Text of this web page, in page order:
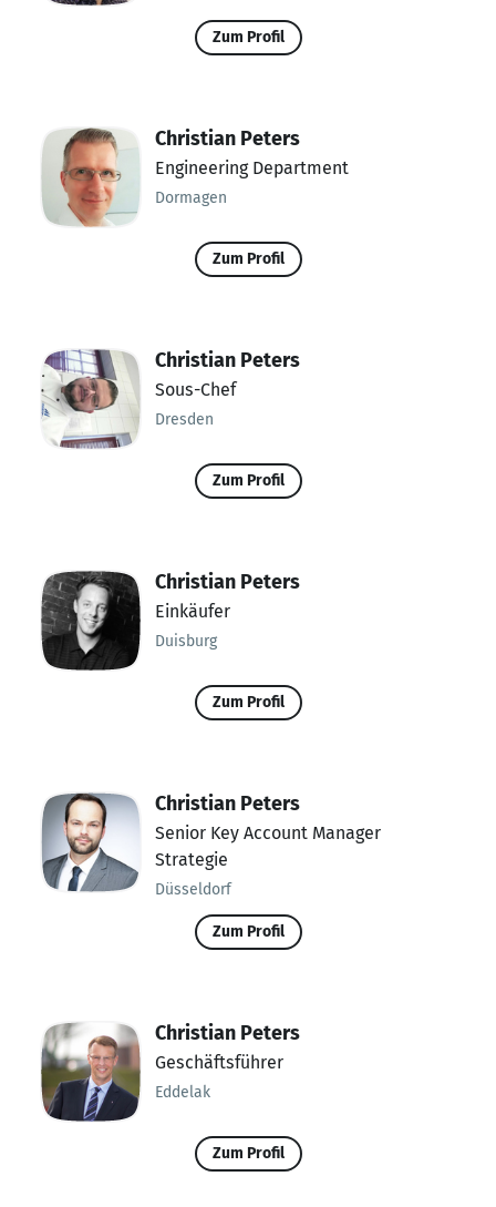
Zum Profil
Christian Peters
Engineering Department
Dormagen
Zum Profil
Christian Peters
Sous-Chef
Dresden
Zum Profil
Christian Peters
Einkäufer
Duisburg
Zum Profil
Christian Peters
Senior Key Account Manager
Strategie
Düsseldorf
Zum Profil
Christian Peters
Geschäftsführer
Eddelak
Zum Profil